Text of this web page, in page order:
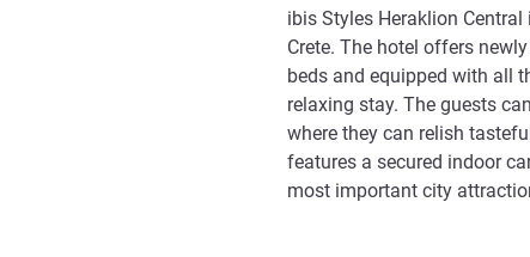
ibis Styles Heraklion
Crete. The hotel offers
beds and equipped with all
relaxing stay. The guests
where they can relish
features a secured indoor
most important city